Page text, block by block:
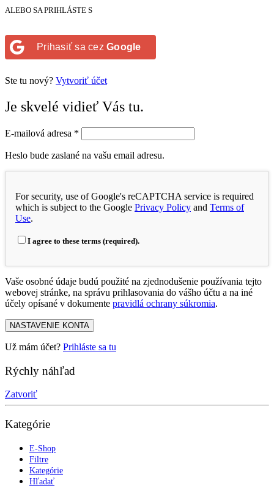
ALEBO SA PRIHLÁSTE S
Prihasiť sa cez Google
Ste tu nový? Vytvoriť účet
Je skvelé vidieť Vás tu.
E-mailová adresa *
Heslo bude zaslané na vašu email adresu.
For security, use of Google's reCAPTCHA service is required
which is subject to the Google Privacy Policy and Terms of
Use.
I agree to these terms (required).
Vaše osobné údaje budú použité na zjednodušenie používania tejto
webovej stránke, na správu prihlasovania do vášho účtu a na iné
účely opísané v dokumente pravidlá ochrany súkromia.
NASTAVENIE KONTA
Už mám účet? Prihláste sa tu
Rýchly náhľad
Zatvoriť
Kategórie
E-Shop
Filtre
Kategórie
Hľadať